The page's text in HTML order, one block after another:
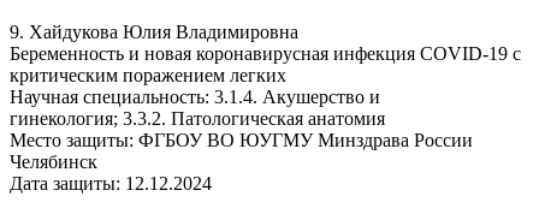
9. Хайдукова Юлия Владимировна
Беременность и новая коронавирусная инфекция COVID-19 с
критическим поражением легких
Научная специальность: 3.1.4. Акушерство и
гинекология; 3.3.2. Патологическая анатомия
Место защиты: ФГБОУ ВО ЮУГМУ Минздрава России
Челябинск
Дата защиты: 12.12.2024